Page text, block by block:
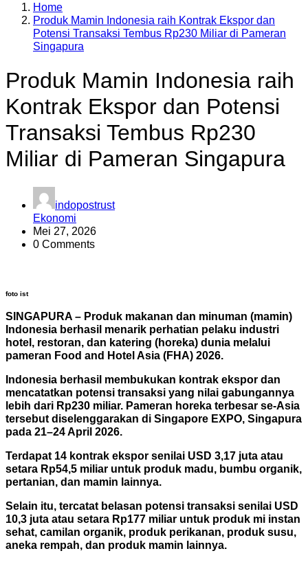
Home
Produk Mamin Indonesia raih Kontrak Ekspor dan
Potensi Transaksi Tembus Rp230 Miliar di Pameran
Singapura
Produk Mamin Indonesia raih
Kontrak Ekspor dan Potensi
Transaksi Tembus Rp230
Miliar di Pameran Singapura
indopostrust
Ekonomi
Mei 27, 2026
0 Comments
foto ist
SINGAPURA – Produk makanan dan minuman (mamin)
Indonesia berhasil menarik perhatian pelaku industri
hotel, restoran, dan katering (horeka) dunia melalui
pameran Food and Hotel Asia (FHA) 2026.
Indonesia berhasil membukukan kontrak ekspor dan
mencatatkan potensi transaksi yang nilai gabungannya
lebih dari Rp230 miliar. Pameran horeka terbesar se-Asia
tersebut diselenggarakan di Singapore EXPO, Singapura
pada 21–24 April 2026.
Terdapat 14 kontrak ekspor senilai USD 3,17 juta atau
setara Rp54,5 miliar untuk produk madu, bumbu organik,
pertanian, dan mamin lainnya.
Selain itu, tercatat belasan potensi transaksi senilai USD
10,3 juta atau setara Rp177 miliar untuk produk mi instan
sehat, camilan organik, produk perikanan, produk susu,
aneka rempah, dan produk mamin lainnya.